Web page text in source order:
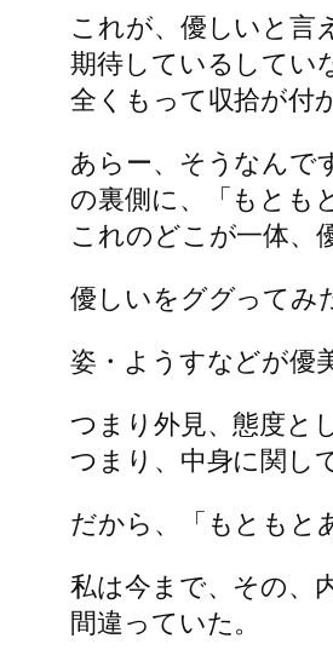
これが、優しいと言
期待しているしてい
全くもって収拾が付
あらー、そうなんで
の裏側に、「もとも
これのどこが一体、
優しいをググってみ
姿・ようすなどが優
つまり外見、態度と
つまり、中身に関し
だから、「もともと
私は今まで、その、
間違っていた。